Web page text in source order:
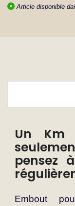
Article disponible
Un Km
pensez
Embout